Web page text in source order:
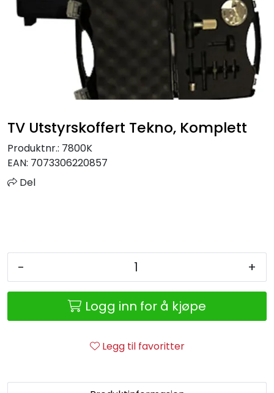
TV Utstyrskoffert Tekno, Komplett
Produktnr.: 7800K
EAN: 7073306220857
Del
- +
Logg inn for å kjøpe
Legg til favoritter
Sprinkler
Varmeanlegg
Outlet
Retur/reklamasjon